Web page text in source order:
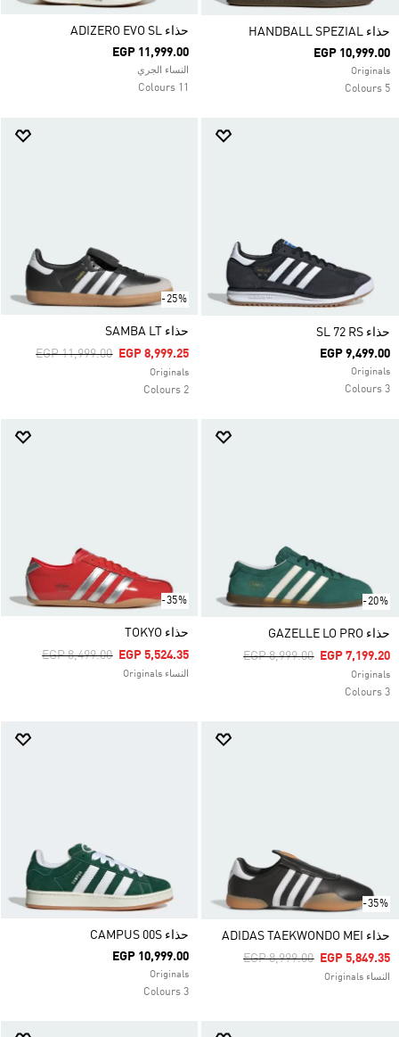
حذاء HANDBALL SPEZIAL
EGP 10,999.00
Originals
5 Colours
حذاء ADIZERO EVO SL
EGP 11,999.00
النساء الجري
11 Colours
حذاء SL 72 RS
EGP 9,499.00
Originals
3 Colours
-25%
حذاء SAMBA LT
Price Reduced From
EGP 11,999.00ToEGP 8,999.25
Originals
2 Colours
-20%
حذاء GAZELLE LO PRO
Price Reduced From
EGP 8,999.00ToEGP 7,199.20
Originals
3 Colours
-35%
حذاء TOKYO
Price Reduced From
EGP 8,499.00ToEGP 5,524.35
النساء Originals
-35%
حذاء ADIDAS TAEKWONDO MEI
Price Reduced From
EGP 8,999.00ToEGP 5,849.35
النساء Originals
حذاء CAMPUS 00S
EGP 10,999.00
Originals
3 Colours